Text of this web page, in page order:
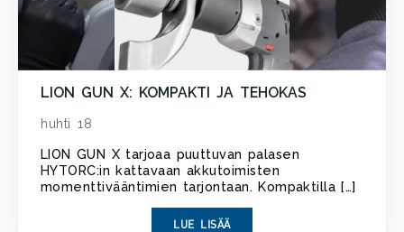
LION GUN X: KOMPAKTI JA TEHOKAS
huhti 18
LION GUN X tarjoaa puuttuvan palasen
HYTORC:in kattavaan akkutoimisten
momenttivääntimien tarjontaan. Kompaktilla […]
LUE LISÄÄ